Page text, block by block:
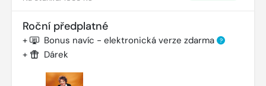
Roční předplatné
+ Bonus navíc - elektronická verze zdarma ?
+ Dárek